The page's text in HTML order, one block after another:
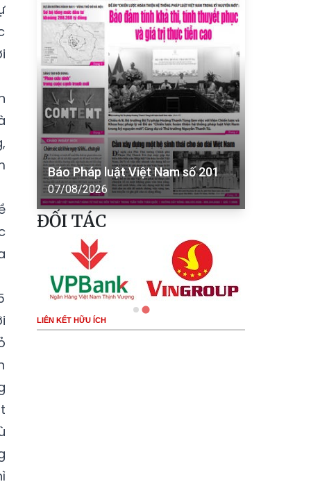
Báo Pháp luật Việt Nam số 201
07/08/2026
ĐỐI TÁC
LIÊN KẾT HỮU ÍCH